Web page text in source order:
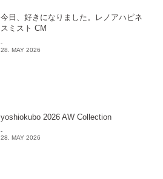
今日、好きになりました。レノアハピネ
スミスト CM
-
28. MAY 2026
yoshiokubo 2026 AW Collection
-
28. MAY 2026